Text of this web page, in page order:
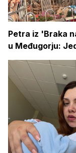
Petra iz 'Braka
u Međugorju: